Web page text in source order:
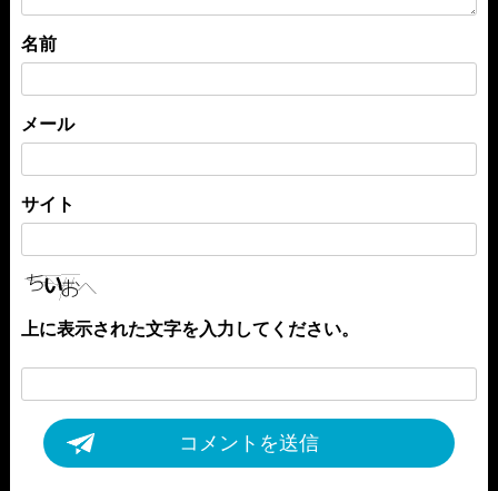
名前
メール
サイト
上に表示された文字を入力してください。